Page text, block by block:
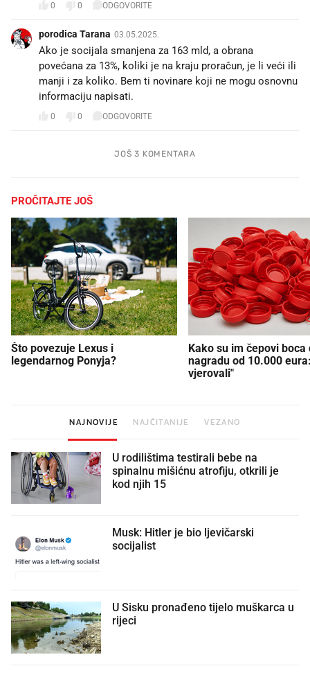
0 0 ODGOVORITE
porodica Tarana 03.05.2025.
Ako je socijala smanjena za 163 mld, a obrana
povećana za 13%, koliki je na kraju proračun, je li veći ili
manji i za koliko. Bem ti novinare koji ne mogu osnovnu
informaciju napisati.
0 0 ODGOVORITE
JOŠ 3 KOMENTARA
PROČITAJTE JOŠ
Što povezuje Lexus i
legendarnog Ponyja?
Kako su im čepovi boca
nagradu od 10.000
vjerovali"
NAJNOVIJE NAJČITANIJE VEZANO
U rodilištima testirali bebe na
spinalnu mišićnu atrofiju, otkrili je
kod njih 15
Musk: Hitler je bio ljevičarski
socijalist
U Sisku pronađeno tijelo muškarca u
rijeci